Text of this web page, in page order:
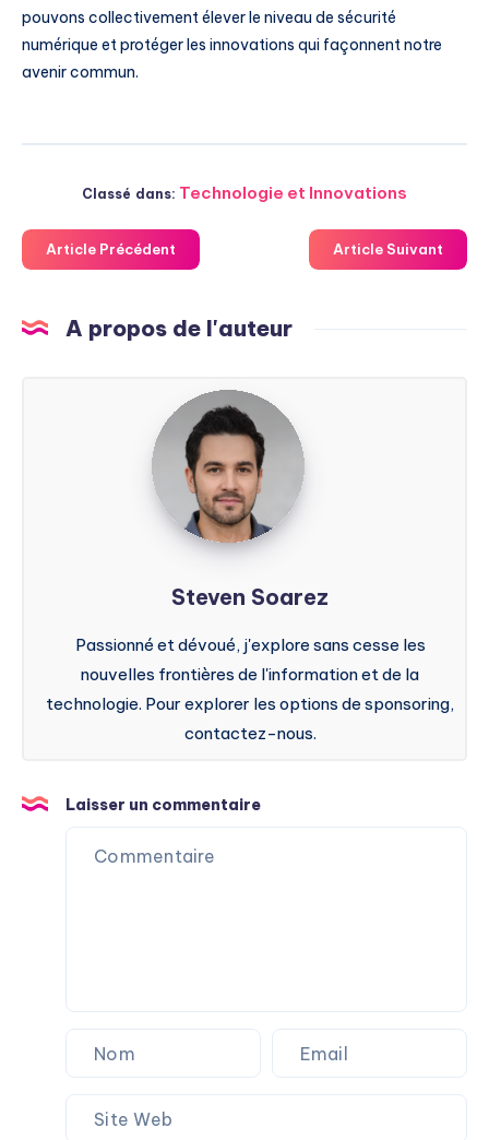
pouvons collectivement élever le niveau de sécurité
numérique et protéger les innovations qui façonnent notre
avenir commun.
Classé dans: Technologie et Innovations
Article Précédent Article Suivant
A propos de l'auteur
Steven
Soarez
Steven Soarez
Passionné et dévoué, j'explore sans cesse les
nouvelles frontières de l'information et de la
technologie. Pour explorer les options de sponsoring,
contactez-nous.
Laisser un commentaire